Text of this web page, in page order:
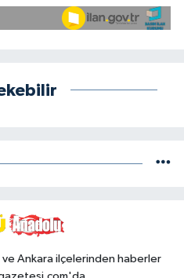
Ankara ilçelerinden haberler